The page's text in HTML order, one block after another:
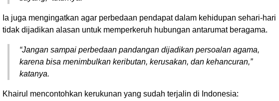
Ia juga mengingatkan agar perbedaan pendapat dalam kehidupan sehari-hari
tidak dijadikan alasan untuk memperkeruh hubungan antarumat beragama.
“Jangan sampai perbedaan pandangan dijadikan persoalan agama,
karena bisa menimbulkan keributan, kerusakan, dan kehancuran,”
katanya.
Khairul mencontohkan kerukunan yang sudah terjalin di Indonesia: